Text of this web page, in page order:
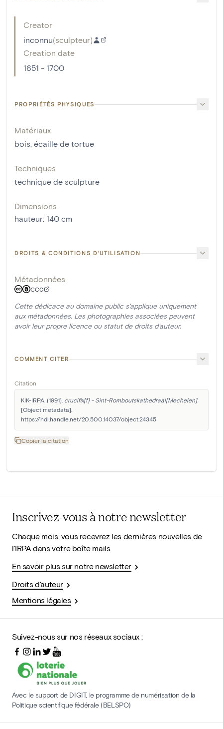
Creator
inconnu(sculpteur)
Creation date
1651 - 1700
PROPRIÉTÉS PHYSIQUES
Matériaux
bois, écaille de tortue
Techniques
technique de sculpture
Dimensions
hauteur: 140 cm
DROITS & CONDITIONS D'UTILISATION
Métadonnées
CC0
Cette dédicace au domaine public s'applique uniquement
aux métadonnées. Les photographies associées peuvent
avoir leur propre licence ou statut de droits d'auteur.
COMMENT CITER
Citation
KIK-IRPA. (1991). crucifix[f] - Sint-Romboutskathedraal[Mechelen]
[Object metadata].
https://hdl.handle.net/20.500.14037/object.24345
Copier la citation
Inscrivez-vous à notre newsletter
Chaque mois, vous recevrez les dernières nouvelles de
l'IRPA dans votre boîte mails.
En savoir plus sur notre newsletter
Droits d'auteur
Mentions légales
Suivez-nous sur nos réseaux sociaux :
Avec le support de DIGIT, le programme de numérisation de la
Politique scientifique fédérale (BELSPO)